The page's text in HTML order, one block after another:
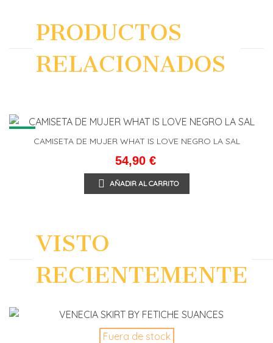
PRODUCTOS
RELACIONADOS
NEW
CAMISETA DE MUJER WHAT IS LOVE NEGRO LA SAL
54,90 €
AÑADIR AL CARRITO
VISTO
RECIENTEMENTE
Fuera de stock